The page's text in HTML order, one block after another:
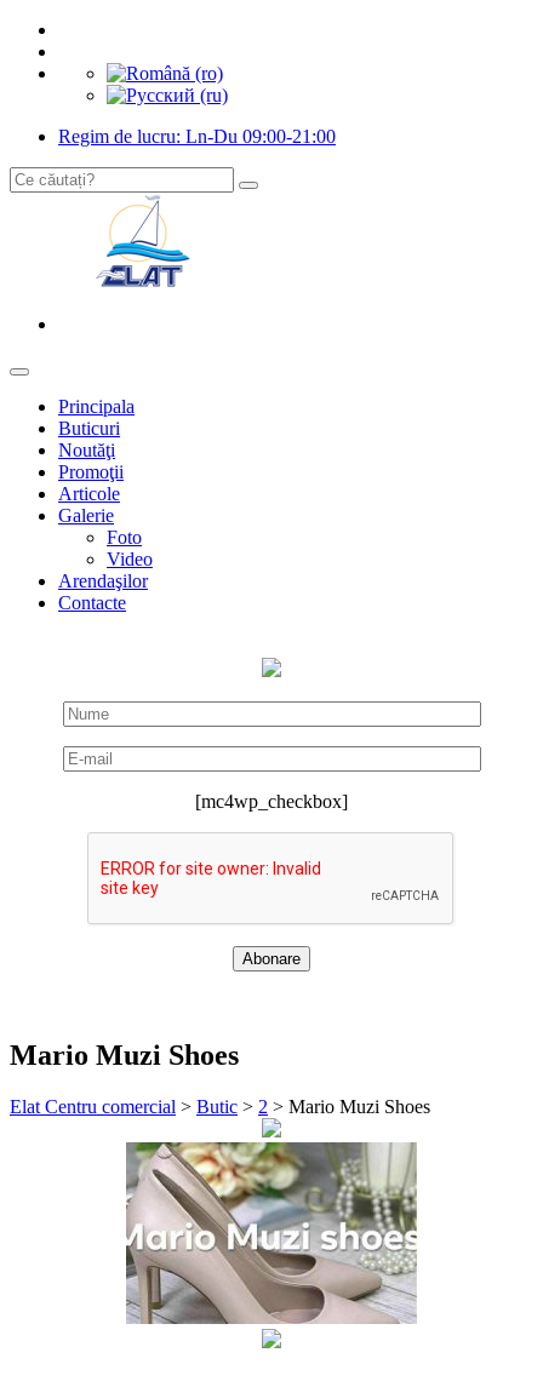
Regim de lucru: Ln-Du 09:00-21:00
Principala
Buticuri
Noutăţi
Promoţii
Articole
Galerie
Foto
Video
Arendaşilor
Contacte
[mc4wp_checkbox]
Mario Muzi Shoes
Elat Centru comercial > Butic > 2 > Mario Muzi Shoes